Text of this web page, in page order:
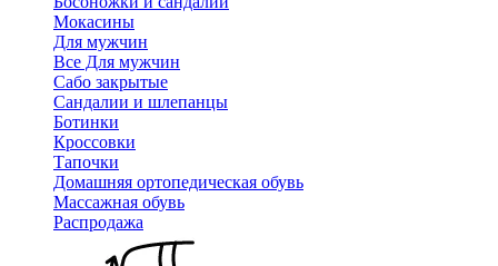
Мокасины
Для мужчин
Все Для мужчин
Сабо закрытые
Сандалии и шлепанцы
Ботинки
Кроссовки
Тапочки
Домашняя ортопедическая обувь
Массажная обувь
Распродажа